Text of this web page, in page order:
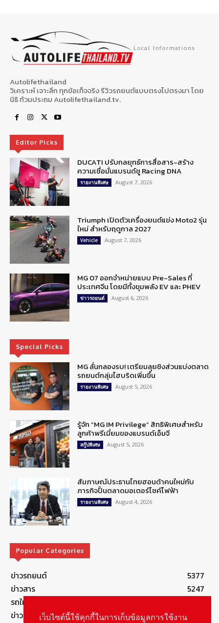
Local Informations
Autolifethailand
วิเคราะห์ เจาะลึก ทุกข้อเท็จจริง รีวิวรถยนต์แบบตรงไปตรงมา โดย
นิธิ ท้วมประถม Autolifethailand.tv.
Editor Picks
DUCATI ปรับกลยุทธ์การสื่อสาร-สร้าง
ความเชื่อมั่นแบรนด์ชู Racing DNA
รายงานพิเศษ August 7, 2026
Triumph เปิดตัวเครื่องยนต์แข่ง Moto2 รุ่น
ใหม่ สำหรับฤดูกาล 2027
Vehicle August 7, 2026
MG 07 ออกจำหน่ายแบบ Pre-Sales ที่
ประเทศจีน โดยมีทั้งขุมพลัง EV และ PHEV
ข่าวรถยนต์ August 6, 2026
Special Picks
MG ลั่นกลองรบ! เตรียมลุยชิงส่วนแบ่งตลาด
รถยนต์กลุ่มไฮบริดเพิ่มขึ้น
รายงานพิเศษ August 5, 2026
รู้จัก “MG IM Privilege” สิทธิพิเศษสำหรับ
ลูกค้าพรีเมี่ยมของแบรนด์เอ็มจี
สกู๊ปพิเศษ August 5, 2026
สัมภาษณ์ประธานไทยฮอนด้าคนใหม่กับ
ภารกิจปั้นตลาดมอเตอร์ไซค์ไฟฟ้า
รายงานพิเศษ August 4, 2026
Popular Categories
ข่าวรถยนต์
5377
ข่าวสาร
5247
รถใหม่
ข่าวประชาสัมพันธ์เว็บไซต์นี้ใช้คุกกี้ในการเก็บข้อมูลการใช้งาน